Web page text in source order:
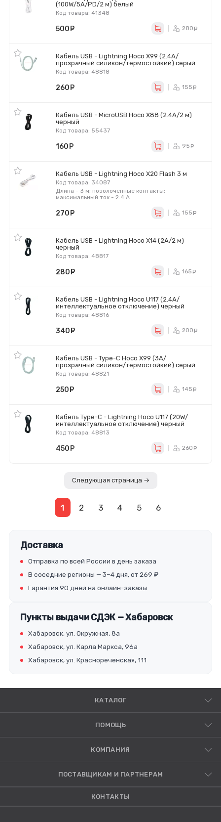
(100W/5A/PD/2 м) белый
Код товара: 41348
500 280
Кабель USB - Lightning Hoco X99 (2.4А/
прозрачный силикон/термостойкий) cерый
Код товара: 48818
260 155
Кабель USB - MicroUSB Hoco X88 (2.4A/2 м)
черный
Код товара: 55437
160 95
Кабель USB - Lightning Hoco X20 Flash 3 м
Код товара: 34087
Длина - 3 м; позолоченные контакты;
максимальный ток - 2.4 А
270 155
Кабель USB - Lightning Hoco X14 (2A/2 м)
черный
Код товара: 48817
280 165
Кабель USB - Lightning Hoco U117 (2.4A/
интеллектуальное отключение) черный
Код товара: 48816
340 200
Кабель USB - Type-C Hoco X99 (3A/
прозрачный силикон/термостойкий) серый
Код товара: 48821
250 145
Кабель Type-C - Lightning Hoco U117 (20W/
интеллектуальное отключение) черный
Код товара: 48813
450 260
Следующая страница →
1 2 3 4 5 6
Доставка
Отправка по всей России в день заказа
В соседние регионы — 3–4 дня, от 269 ₽
Гарантия 90 дней на онлайн-заказы
Пункты выдачи СДЭК — Хабаровск
Хабаровск, ул. Окружная, 8а
Хабаровск, ул. Карла Маркса, 96а
Хабаровск, ул. Краснореченская, 111
КАТАЛОГ
ПОМОЩЬ
КОМПАНИЯ
ПОСТАВЩИКАМ И ПАРТНЕРАМ
КОНТАКТЫ